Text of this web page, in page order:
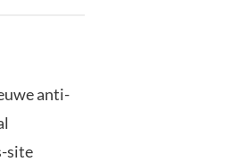
anti-
site